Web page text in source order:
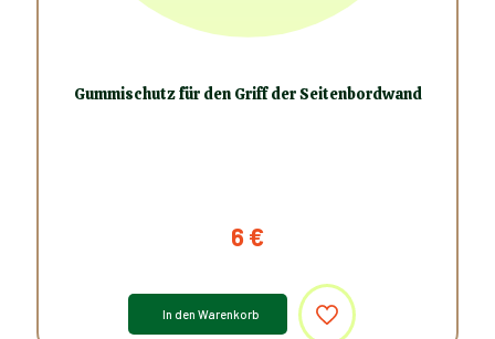
Gummischutz für den Griff der Seitenbordwand
6 €
In den Warenkorb